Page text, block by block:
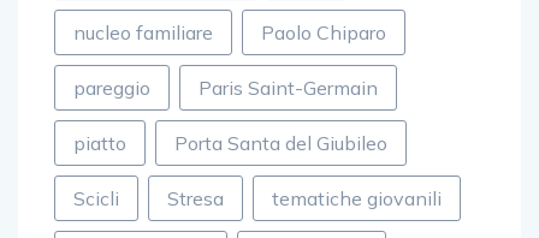
nucleo familiare Paolo Chiparo
pareggio Paris Saint-Germain
piatto Porta Santa del Giubileo
Scicli Stresa tematiche giovanili